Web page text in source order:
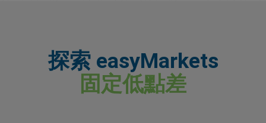
探索 easyMarkets
固定低點差